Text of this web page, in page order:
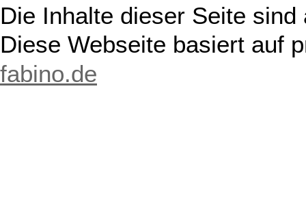
Die Inhalte dieser Seite
Diese Webseite basiert auf
fabino.de